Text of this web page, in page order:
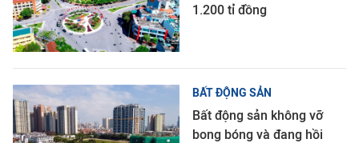
1.200 tỉ đồng
BẤT ĐỘNG SẢN
Bất động sản không vỡ
bong bóng và đang hồi